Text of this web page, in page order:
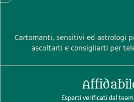
Cartomanti, sensitivi ed astrologi
ascoltarti e consigliarti per
Esperti verificati dal